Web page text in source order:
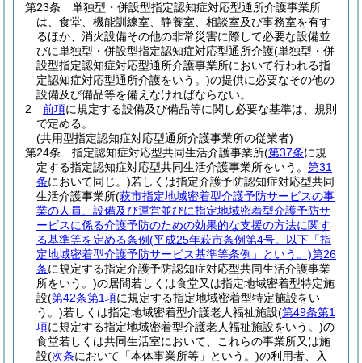
第23条
単独型・併設型指定認知症対応型通所介護事業所
は、食堂、機能訓練室、静養室、相談室及び事務室を有す
るほか、消火設備その他の非常災害に際して必要な設備並
びに単独型・併設型指定認知症対応型通所介護(単独型・併
設型指定認知症対応型通所介護事業所において行われる指
定認知症対応型通所介護をいう。)の提供に必要なその他の
設備及び備品等を備えなければならない。
2
前項に規定する設備及び備品等に関し必要な基準は、規則
で定める。
(共用型指定認知症対応型通所介護事業所の従業者)
第24条
指定認知症対応型共同生活介護事業所(第37条に規
定する指定認知症対応型共同生活介護事業所をいう。 第31
条において同じ。)若しくは指定介護予防認知症対応型共同
生活介護事業所(萩市指定地域密着型介護予防サービスの事
業の人員、設備及び運営並びに指定地域密着型介護予防サ
ービスに係る介護予防のための効果的な支援の方法に関す
る基準等を定める条例(平成25年萩市条例第4号。以下「指
定地域密着型介護予防サービス基準等条例」という。)第26
条に規定する指定介護予防認知症対応型共同生活介護事業
所をいう。)の居間若しくは食堂又は指定地域密着型特定施
設(第42条第1項に規定する指定地域密着型特定施設をい
う。)若しくは指定地域密着型介護老人福祉施設(第49条第1
項に規定する指定地域密着型介護老人福祉施設をいう。)の
食堂若しくは共同生活室において、これらの事業所又は施
設(次条において「本体事業所等」という。)の利用者、入